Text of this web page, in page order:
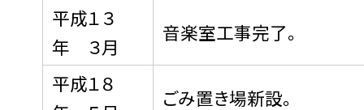
平成１３
年 ３月
音楽室工事完了。
平成１８
ごみ置き場新設。